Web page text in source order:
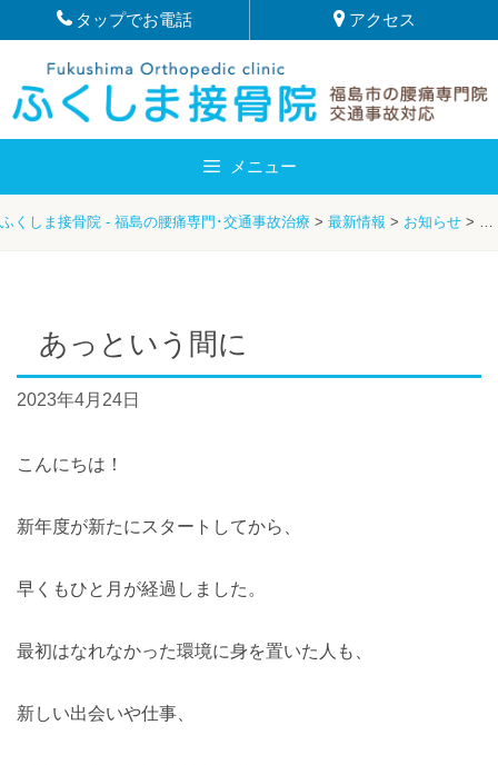
to
content
タップでお電話 アクセス
メニュー
ふくしま接骨院 - 福島の腰痛専門･交通事故治療 > 最新情報 > お知らせ > 服
あっという間に
2023年4月24日
こんにちは！
新年度が新たにスタートしてから、
早くもひと月が経過しました。
最初はなれなかった環境に身を置いた人も、
新しい出会いや仕事、